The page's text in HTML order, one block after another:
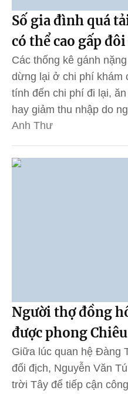
Số gia đình quá
có thể cao gấp
Các thống kê gánh
dừng lại ở chi phí khám
tính đến chi phí đi lại,
hay giảm thu nhập do
Anh Thư
Người thợ đồng
được phong
Giữa lúc quan hệ Đàng
đối địch, Nguyễn Văn
trời Tây để tiếp cận